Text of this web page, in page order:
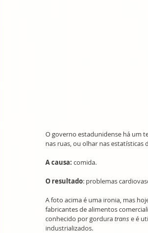
O governo estadunidense há um
nas ruas, ou olhar nas
A causa: comida.
O resultado: problemas
A foto acima é uma ironia, mas
fabricantes de alimentos
conhecido por gordura trans e é
industrializados.